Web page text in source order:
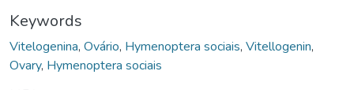
Keywords
Vitelogenina, Ovário, Hymenoptera sociais, Vitellogenin,
Ovary, Hymenoptera sociais